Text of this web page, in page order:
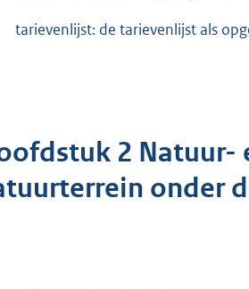
tarievenlijst: de tarievenlijst als
2 Natuur-
onder